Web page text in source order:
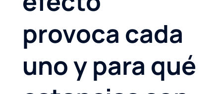
provoca cada
uno y para qué